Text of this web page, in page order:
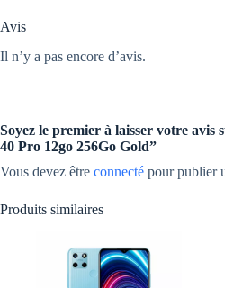
Avis
Il n’y a pas encore d’avis.
Soyez le premier à laisser votre
40 Pro 12go 256Go Gold”
Vous devez être connecté pour publier
Produits similaires